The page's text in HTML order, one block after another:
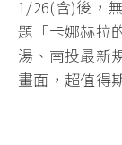
1/26(含)後，
題「卡娜赫拉
湯、南投最新
畫面，超值得